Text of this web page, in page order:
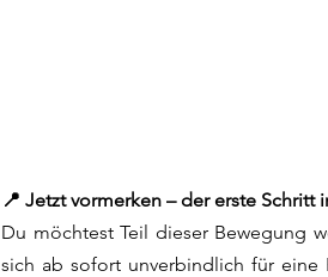
📍 Jetzt vormerken – der erste Schritt
Du möchtest Teil dieser Bewegung
sich ab sofort unverbindlich für eine